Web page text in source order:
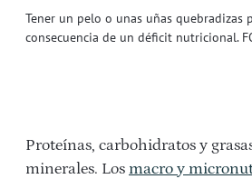
Tener un pelo o unas uñas quebradizas
consecuencia de un déficit nutricional.
Proteínas, carbohidratos y
minerales. Los macro y